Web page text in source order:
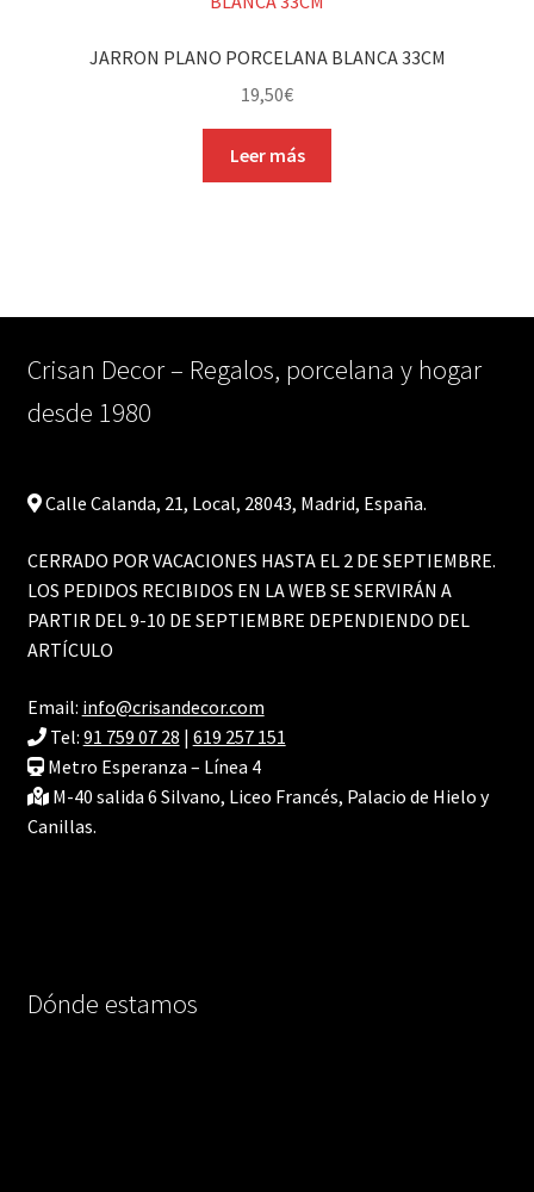
JARRON PLANO PORCELANA BLANCA 33CM
19,50€
Leer más
Crisan Decor – Regalos, porcelana y hogar
desde 1980
Calle Calanda, 21, Local, 28043, Madrid, España.
CERRADO POR VACACIONES HASTA EL 2 DE SEPTIEMBRE.
LOS PEDIDOS RECIBIDOS EN LA WEB SE SERVIRÁN A
PARTIR DEL 9-10 DE SEPTIEMBRE DEPENDIENDO DEL
ARTÍCULO
Email: info@crisandecor.com
Tel: 91 759 07 28 | 619 257 151
Metro Esperanza – Línea 4
M-40 salida 6 Silvano, Liceo Francés, Palacio de Hielo y
Canillas.
Dónde estamos